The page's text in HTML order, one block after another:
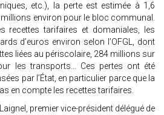
etc.), la perte est estimée à 1,6
environ pour le bloc communal.
recettes tarifaires et domaniales, les
d’euros environ selon l’OFGL, dont
liées au périscolaire, 284 millions sur
les transports… Ces pertes ont été
par l’État, en particulier parce que la
en compte les recettes tarifaires.
premier vice-président délégué de